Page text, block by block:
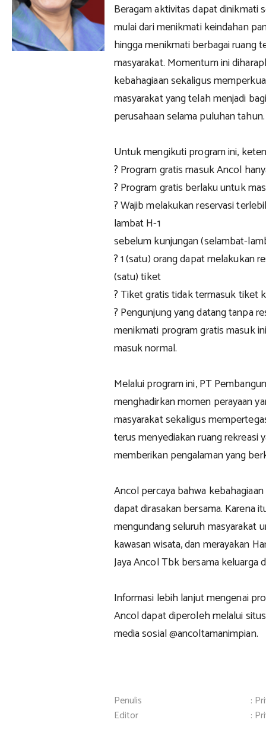
Beragam aktivitas dapat dinikmati
mulai dari menikmati keindahan
hingga menikmati berbagai ruang
masyarakat. Momentum ini
kebahagiaan sekaligus
masyarakat yang telah menjadi
perusahaan selama puluhan tahun.
Untuk mengikuti program ini,
? Program gratis masuk Ancol
? Program gratis berlaku untuk
? Wajib melakukan reservasi
lambat H-1
sebelum kunjungan (selambat-
? 1 (satu) orang dapat melakukan
(satu) tiket
? Tiket gratis tidak termasuk tiket
? Pengunjung yang datang tanpa
menikmati program gratis masuk
masuk normal.
Melalui program ini, PT
menghadirkan momen perayaan
masyarakat sekaligus
terus menyediakan ruang rekreasi
memberikan pengalaman yang
Ancol percaya bahwa
dapat dirasakan bersama. Karena
mengundang seluruh masyarakat
kawasan wisata, dan merayakan
Jaya Ancol Tbk bersama keluarga
Informasi lebih lanjut mengenai
Ancol dapat diperoleh melalui
media sosial @ancoltamanimpian.
Penulis
:
Editor
: